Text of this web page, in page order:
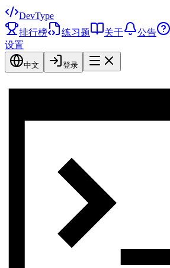
DevType
排行榜
练习题 关于 公告
设置
中文 登录